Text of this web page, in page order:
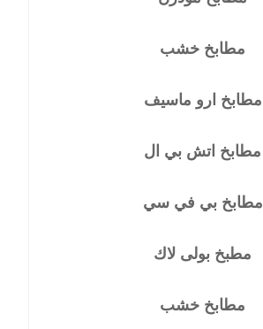
مطابخ خشب
مطابخ ارو ماسيف
مطابخ اتش بي ال
مطابخ بي في سي
مطبخ بولى لاك
مطابخ خشب